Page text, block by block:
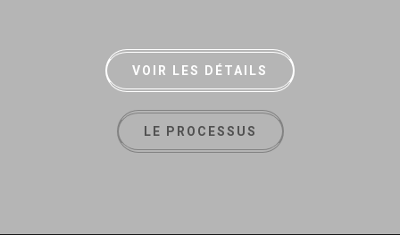
VOIR LES DÉTAILS
LE PROCESSUS